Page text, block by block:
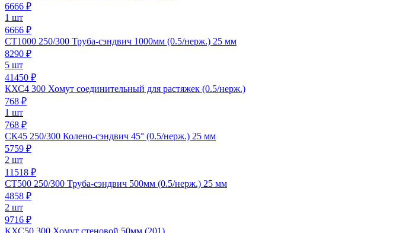
6666 ₽
1 шт
6666 ₽
СТ1000 250/300 Труба-сэндвич 1000мм (0.5/нерж.) 25 мм
8290 ₽
5 шт
41450 ₽
КХС4 300 Хомут соединительный для растяжек (0.5/нерж.)
768 ₽
1 шт
768 ₽
СК45 250/300 Колено-сэндвич 45° (0.5/нерж.) 25 мм
5759 ₽
2 шт
11518 ₽
СТ500 250/300 Труба-сэндвич 500мм (0.5/нерж.) 25 мм
4858 ₽
2 шт
9716 ₽
КХС50 300 Хомут стеновой 50мм (201)